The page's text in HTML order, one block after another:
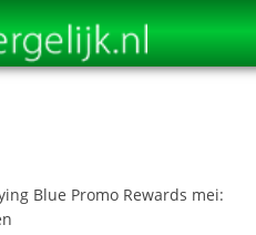
Blue Promo Rewards mei: